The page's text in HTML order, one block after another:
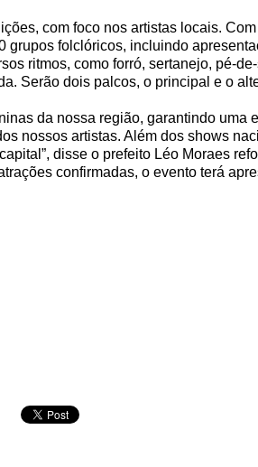
com foco nos artistas locais.
grupos folclóricos, incluindo
ritmos, como forró, sertanejo, pé-
Serão dois palcos, o principal e o
da nossa região, garantindo uma
nossos artistas. Além dos shows
disse o prefeito Léo Moraes
confirmadas, o evento terá